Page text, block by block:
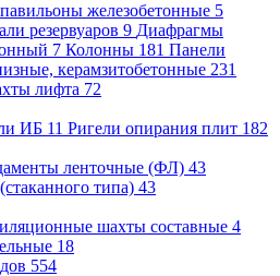
железобетонные 5
резервуаров 9 Диафрагмы
7 Колонны 181 Панели
керамзитобетонные 231
лифта 72
ИБ 11 Ригели опирания плит 182
ленточные (ФЛ) 43
типа) 43
шахты составные 4
18
554